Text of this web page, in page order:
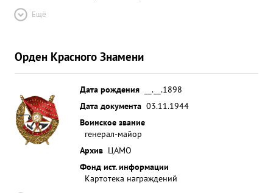
Ещё
Орден Красного Знамени
Дата рождения
__.__.1898
Дата документа 03.11.1944
Воинское звание
генерал-майор
Архив ЦАМО
Фонд ист. информации
Картотека награждений